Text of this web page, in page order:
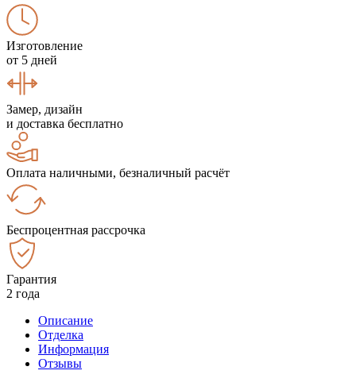
Изготовление
от 5 дней
Замер, дизайн
и доставка бесплатно
Оплата наличными, безналичный расчёт
Беспроцентная рассрочка
Гарантия
2 года
Описание
Отделка
Информация
Отзывы